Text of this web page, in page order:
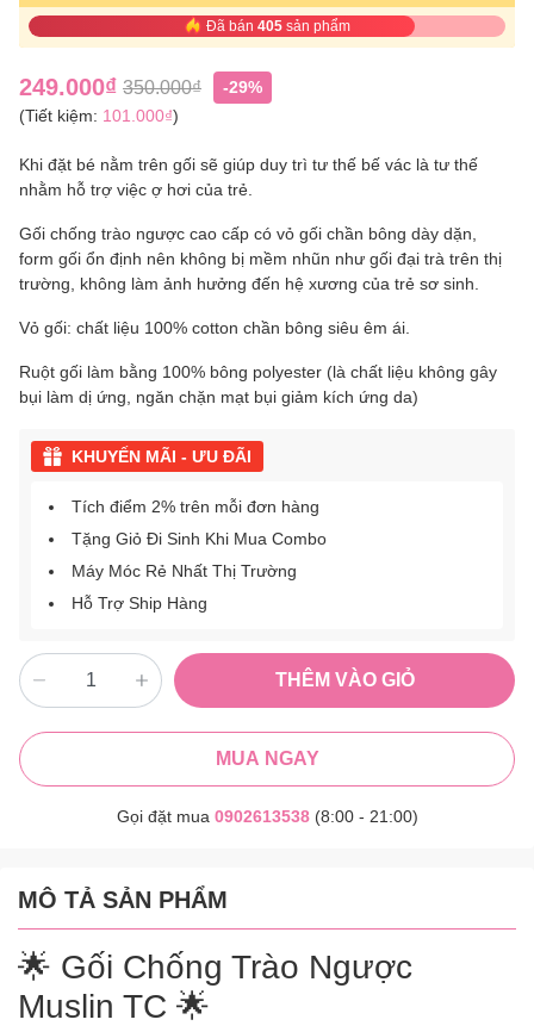
Đã bán 405 sản phẩm
249.000₫ 350.000₫
-29%
(Tiết kiệm: 101.000₫)
Khi đặt bé nằm trên gối sẽ giúp duy trì tư thế bế vác là tư thế
nhằm hỗ trợ việc ợ hơi của trẻ.
Gối chống trào ngược cao cấp có vỏ gối chần bông dày dặn,
form gối ổn định nên không bị mềm nhũn như gối đại trà trên thị
trường, không làm ảnh hưởng đến hệ xương của trẻ sơ sinh.
Vỏ gối: chất liệu 100% cotton chần bông siêu êm ái.
Ruột gối làm bằng 100% bông polyester (là chất liệu không gây
bụi làm dị ứng, ngăn chặn mạt bụi giảm kích ứng da)
KHUYẾN MÃI - ƯU ĐÃI
Tích điểm 2% trên mỗi đơn hàng
Tặng Giỏ Đi Sinh Khi Mua Combo
Máy Móc Rẻ Nhất Thị Trường
Hỗ Trợ Ship Hàng
THÊM VÀO GIỎ
MUA NGAY
Gọi đặt mua 0902613538(8:00 - 21:00)
MÔ TẢ SẢN PHẨM
🌟 Gối Chống Trào Ngược
Muslin TC 🌟